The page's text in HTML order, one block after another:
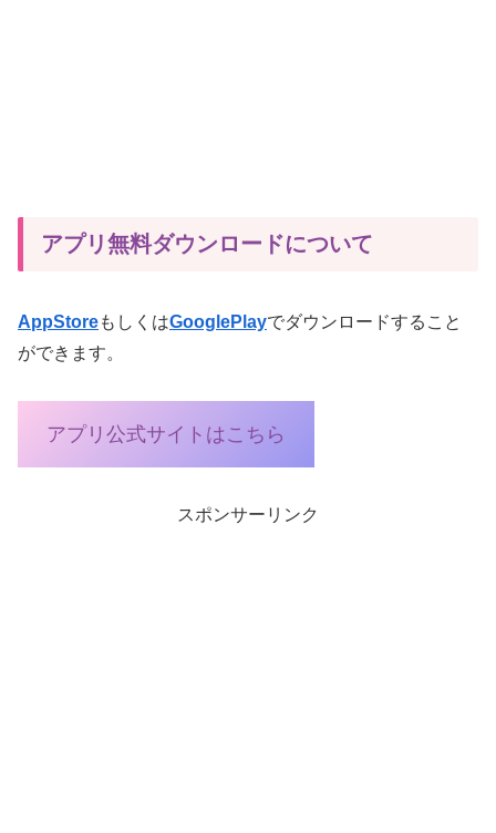
アプリ無料ダウンロードについて
AppStoreもしくはGooglePlayでダウンロードすること
ができます。
アプリ公式サイトはこちら
スポンサーリンク